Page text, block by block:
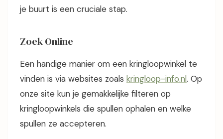
je buurt is een cruciale stap.
Zoek Online
Een handige manier om een kringloopwinkel te
vinden is via websites zoals kringloop-info.nl. Op
onze site kun je gemakkelijke filteren op
kringloopwinkels die spullen ophalen en welke
spullen ze accepteren.